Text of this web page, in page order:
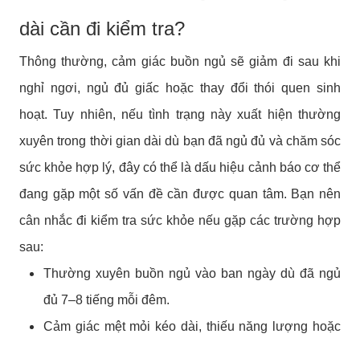
dài cần đi kiểm tra?
Thông thường, cảm giác buồn ngủ sẽ giảm đi sau khi
nghỉ ngơi, ngủ đủ giấc hoặc thay đổi thói quen sinh
hoạt. Tuy nhiên, nếu tình trạng này xuất hiện thường
xuyên trong thời gian dài dù bạn đã ngủ đủ và chăm sóc
sức khỏe hợp lý, đây có thể là dấu hiệu cảnh báo cơ thể
đang gặp một số vấn đề cần được quan tâm. Bạn nên
cân nhắc đi kiểm tra sức khỏe nếu gặp các trường hợp
sau:
Thường xuyên buồn ngủ vào ban ngày dù đã ngủ
đủ 7–8 tiếng mỗi đêm.
Cảm giác mệt mỏi kéo dài, thiếu năng lượng hoặc